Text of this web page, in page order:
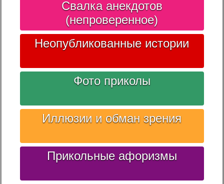
Свалка анекдотов
(непроверенное)
Неопубликованные истории
Фото приколы
Иллюзии и обман зрения
Прикольные афоризмы